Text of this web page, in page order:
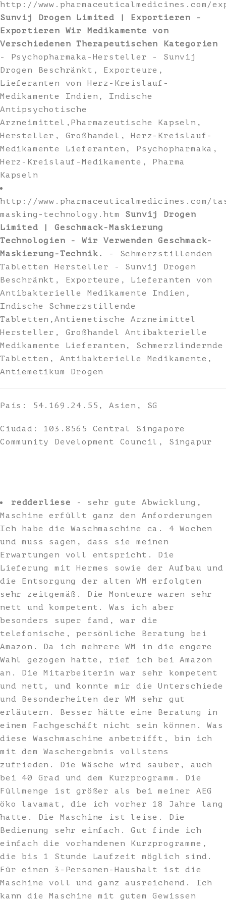
http://www.pharmaceuticalmedicines.com/
Sunvij Drogen Limited | Exportieren -
Exportieren Wir Medikamente von
Verschiedenen Therapeutischen Kategorien
- Psychopharmaka-Hersteller - Sunvij
Drogen Beschränkt, Exporteure,
Lieferanten von Herz-Kreislauf-
Medikamente Indien, Indische
Antipsychotische
Arzneimittel,Pharmazeutische Kapseln,
Hersteller, Großhandel, Herz-Kreislauf-
Medikamente Lieferanten, Psychopharmaka,
Herz-Kreislauf-Medikamente, Pharma
Kapseln
http://www.pharmaceuticalmedicines.com/
masking-technology.htm Sunvij Drogen
Limited | Geschmack-Maskierung
Technologien - Wir Verwenden Geschmack-
Maskierung-Technik.
- Schmerzstillenden
Tabletten Hersteller - Sunvij Drogen
Beschränkt, Exporteure, Lieferanten von
Antibakterielle Medikamente Indien,
Indische Schmerzstillende
Tabletten,Antiemetische Arzneimittel
Hersteller, Großhandel Antibakterielle
Medikamente Lieferanten, Schmerzlindernde
Tabletten, Antibakterielle Medikamente,
Antiemetikum Drogen
País: 54.169.24.55, Asien, SG
Ciudad: 103.8565 Central Singapore
Community Development Council, Singapur
redderliese
- sehr gute Abwicklung,
Maschine erfüllt ganz den Anforderungen
Ich habe die Waschmaschine ca. 4 Wochen
und muss sagen, dass sie meinen
Erwartungen voll entspricht. Die
Lieferung mit Hermes sowie der Aufbau und
die Entsorgung der alten WM erfolgten
sehr zeitgemäß. Die Monteure waren sehr
nett und kompetent. Was ich aber
besonders super fand, war die
telefonische, persönliche Beratung bei
Amazon. Da ich mehrere WM in die engere
Wahl gezogen hatte, rief ich bei Amazon
an. Die Mitarbeiterin war sehr kompetent
und nett, und konnte mir die Unterschiede
und Besonderheiten der WM sehr gut
erläutern. Besser hätte eine Beratung in
einem Fachgeschäft nicht sein können. Was
diese Waschmaschine anbetrifft, bin ich
mit dem Waschergebnis vollstens
zufrieden. Die Wäsche wird sauber, auch
bei 40 Grad und dem Kurzprogramm. Die
Füllmenge ist größer als bei meiner AEG
öko lavamat, die ich vorher 18 Jahre lang
hatte. Die Maschine ist leise. Die
Bedienung sehr einfach. Gut finde ich
einfach die vorhandenen Kurzprogramme,
die bis 1 Stunde Laufzeit möglich sind.
Für einen 3-Personen-Haushalt ist die
Maschine voll und ganz ausreichend. Ich
kann die Maschine mit gutem Gewissen